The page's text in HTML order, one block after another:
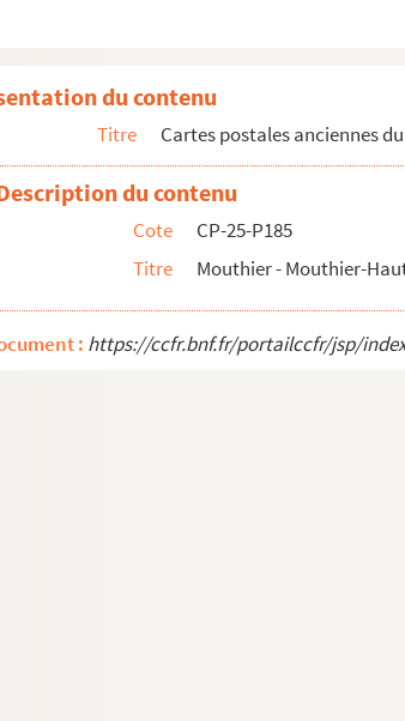
postales)
postales)
postales)
du contenu
Titre Cartes postales anciennes
du contenu
Cote
CP-25-P185
Titre
Mouthier - Mouthier-
: https://ccfr.bnf.fr/portailccfr/jsp/